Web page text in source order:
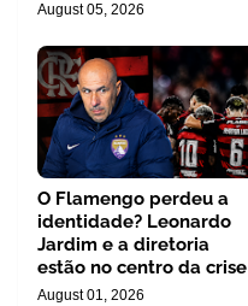
August 05, 2026
O Flamengo perdeu a
identidade? Leonardo
Jardim e a diretoria
estão no centro da crise
August 01, 2026